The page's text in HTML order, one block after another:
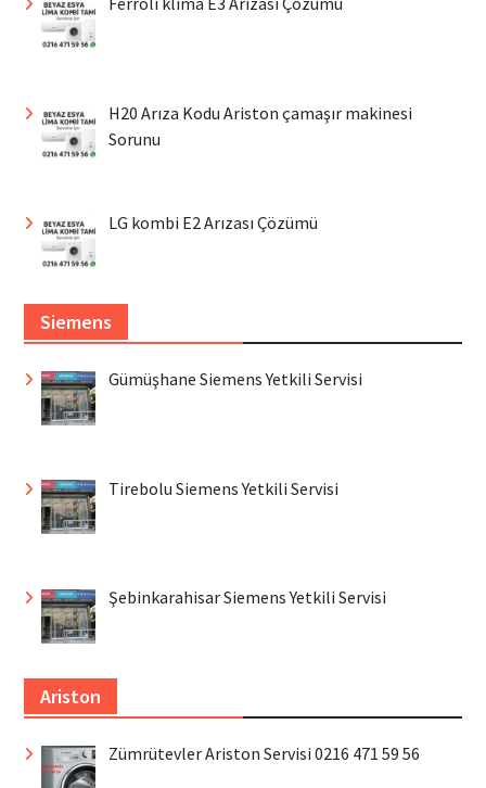
H20 Arıza Kodu Ariston çamaşır makinesi
Sorunu
LG kombi E2 Arızası Çözümü
Siemens
Gümüşhane Siemens Yetkili Servisi
Tirebolu Siemens Yetkili Servisi
Şebinkarahisar Siemens Yetkili Servisi
Ariston
Zümrütevler Ariston Servisi 0216 471 59 56